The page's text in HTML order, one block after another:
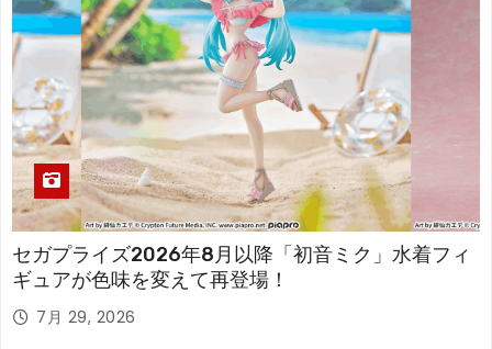
セガプライズ2026年8月以降「初音ミク」水着フィ
ギュアが色味を変えて再登場！
7月 29, 2026